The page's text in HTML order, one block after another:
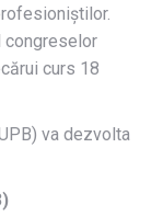
congreselor
curs 18
va dezvolta